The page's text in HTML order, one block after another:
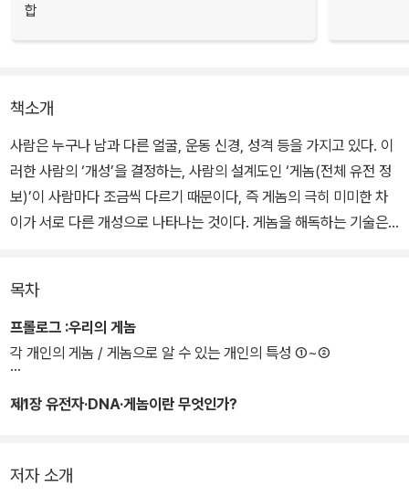
합
책소개
사람은 누구나 남과 다른 얼굴, 운동 신경, 성격 등을 가지고 있다. 이
러한 사람의 ‘개성’을 결정하는, 사람의 설계도인 ‘게놈(전체 유전 정
보)’이 사람마다 조금씩 다르기 때문이다, 즉 게놈의 극히 미미한 차
이가 서로 다른 개성으로 나타나는 것이다. 게놈을 해독하는 기술은
나아가 다양한 개성을 만드는 유전자도 속속 밝혀지고 있다. 예컨대
사람의 얼굴과 신장, 얼굴 등의 겉모습이나 운동 능력 등과 관계있는
유전자, 맛을 느끼는 방식, 술을 잘 마시는 정도 등의 체질, 공감하는
능력, 새로운 것을 좋아하는 성격 등과 관계있는 유전자, 그리고 지능
식을 일목요연하게 정리한다.
목차
프롤로그 :우리의 게놈
각 개인의 게놈 / 게놈으로 알 수 있는 개인의 특성 ①~②
제1장 유전자·DNA·게놈이란 무엇인가?
저자 소개